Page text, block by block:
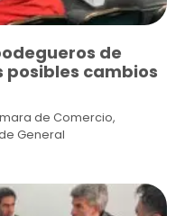
de
posibles cambios
de Comercio,
General